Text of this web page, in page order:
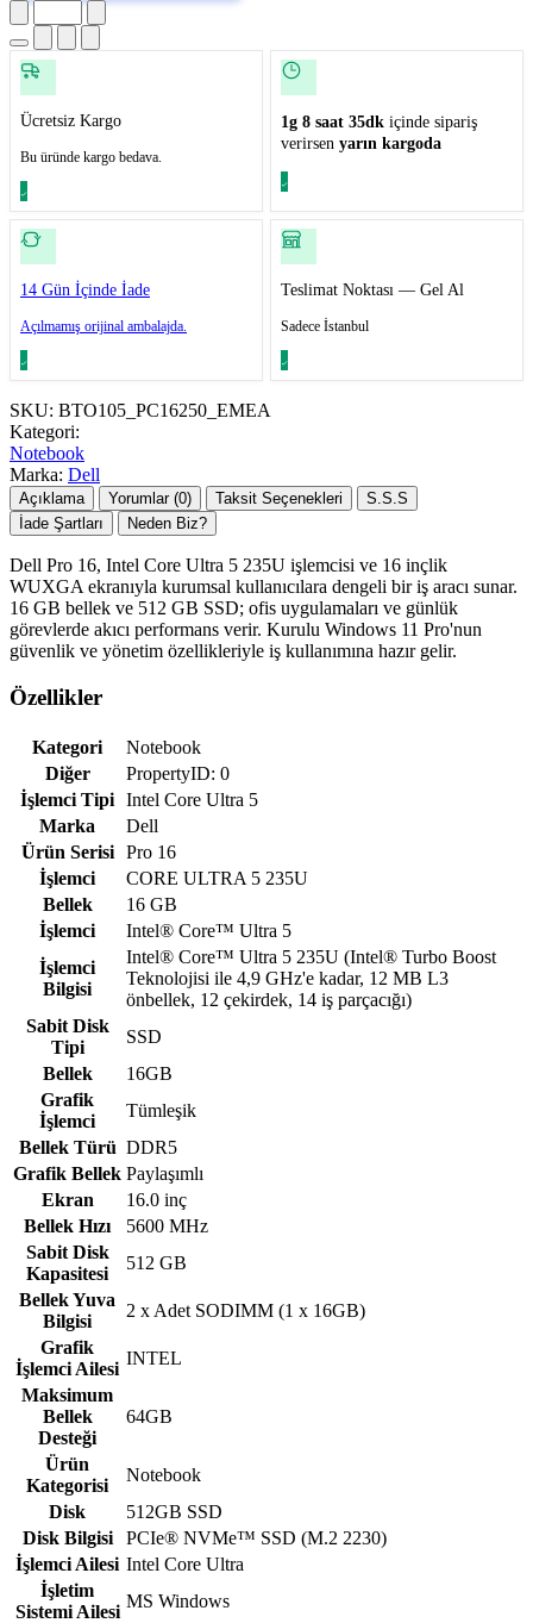
Ücretsiz Kargo
Bu üründe kargo bedava.
1g 8 saat 35dk içinde sipariş
verirsen yarın kargoda
14 Gün İçinde İade
Açılmamış orijinal ambalajda.
Teslimat Noktası — Gel Al
Sadece İstanbul
SKU: BTO105_PC16250_EMEA
Kategori:
Notebook
Marka: Dell
Açıklama Yorumlar (0) Taksit Seçenekleri
S.S.S
İade Şartları
Neden Biz?
Dell Pro 16, Intel Core Ultra 5 235U işlemcisi ve 16 inçlik
WUXGA ekranıyla kurumsal kullanıcılara dengeli bir iş aracı sunar.
16 GB bellek ve 512 GB SSD; ofis uygulamaları ve günlük
görevlerde akıcı performans verir. Kurulu Windows 11 Pro'nun
güvenlik ve yönetim özellikleriyle iş kullanımına hazır gelir.
Özellikler
Kategori
Notebook
Diğer
PropertyID: 0
İşlemci Tipi Intel Core Ultra 5
Marka
Dell
Ürün Serisi
Pro 16
İşlemci
CORE ULTRA 5 235U
Bellek
16 GB
İşlemci
Intel® Core™ Ultra 5
İşlemci
Bilgisi
Intel® Core™ Ultra 5 235U (Intel® Turbo Boost
Teknolojisi ile 4,9 GHz'e kadar, 12 MB L3
önbellek, 12 çekirdek, 14 iş parçacığı)
Sabit Disk
Tipi
SSD
Bellek
16GB
Grafik
İşlemci
Tümleşik
Bellek Türü DDR5
Grafik Bellek Paylaşımlı
Ekran
16.0 inç
Bellek Hızı
5600 MHz
Sabit Disk
Kapasitesi
512 GB
Bellek Yuva
Bilgisi
2 x Adet SODIMM (1 x 16GB)
Grafik
İşlemci Ailesi
INTEL
Maksimum
Bellek
Desteği
64GB
Ürün
Kategorisi
Notebook
Disk
512GB SSD
Disk Bilgisi
PCIe® NVMe™ SSD (M.2 2230)
İşlemci Ailesi Intel Core Ultra
İşletim
Sistemi Ailesi
MS Windows